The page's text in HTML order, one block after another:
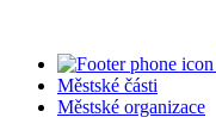
Městské části
Městské organizace